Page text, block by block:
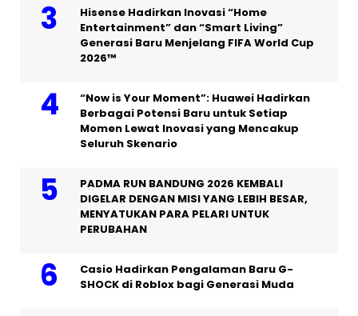
Hisense Hadirkan Inovasi “Home
Entertainment” dan “Smart Living”
Generasi Baru Menjelang FIFA World Cup
2026™
“Now is Your Moment”: Huawei Hadirkan
Berbagai Potensi Baru untuk Setiap
Momen Lewat Inovasi yang Mencakup
Seluruh Skenario
PADMA RUN BANDUNG 2026 KEMBALI
DIGELAR DENGAN MISI YANG LEBIH BESAR,
MENYATUKAN PARA PELARI UNTUK
PERUBAHAN
Casio Hadirkan Pengalaman Baru G-
SHOCK di Roblox bagi Generasi Muda